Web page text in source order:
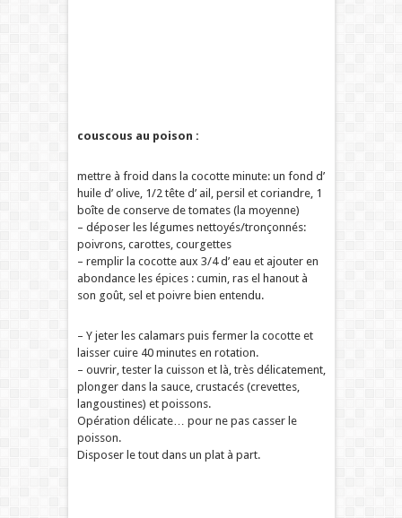
couscous au poison :
mettre à froid dans la cocotte minute: un fond d’
huile d’ olive, 1/2 tête d’ ail, persil et coriandre, 1
boîte de conserve de tomates (la moyenne)
– déposer les légumes nettoyés/tronçonnés:
poivrons, carottes, courgettes
– remplir la cocotte aux 3/4 d’ eau et ajouter en
abondance les épices : cumin, ras el hanout à
son goût, sel et poivre bien entendu.
– Y jeter les calamars puis fermer la cocotte et
laisser cuire 40 minutes en rotation.
– ouvrir, tester la cuisson et là, très délicatement,
plonger dans la sauce, crustacés (crevettes,
langoustines) et poissons.
Opération délicate… pour ne pas casser le
poisson.
Disposer le tout dans un plat à part.